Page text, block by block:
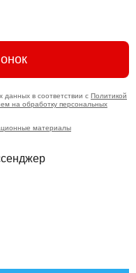
в соответствии с Политикой
на обработку персональных
материалы